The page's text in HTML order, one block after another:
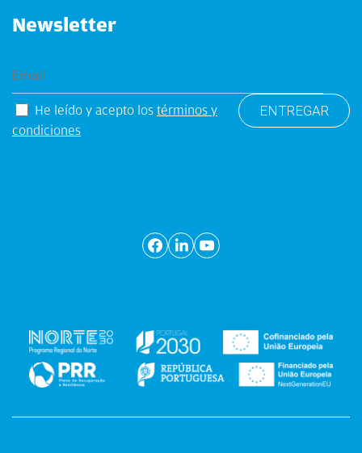
Newsletter
He leído y acepto los términos y
condiciones